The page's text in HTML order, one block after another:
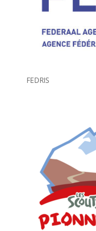
FEDRIS